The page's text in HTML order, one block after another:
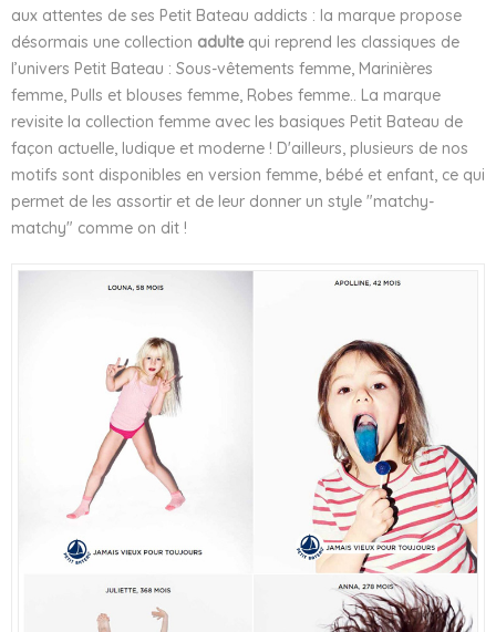
aux attentes de ses Petit Bateau addicts : la marque propose
désormais une collection adultequi reprend les classiques de
l’univers Petit Bateau : Sous-vêtements femme, Marinières
femme, Pulls et blouses femme, Robes femme.. La marque
revisite la collection femme avec les basiques Petit Bateau de
façon actuelle, ludique et moderne ! D'ailleurs, plusieurs de nos
motifs sont disponibles en version femme, bébé et enfant, ce qui
permet de les assortir et de leur donner un style "matchy-
matchy" comme on dit !